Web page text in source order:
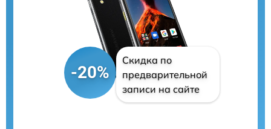
-20%
Скидка по
предварительной
записи на сайте